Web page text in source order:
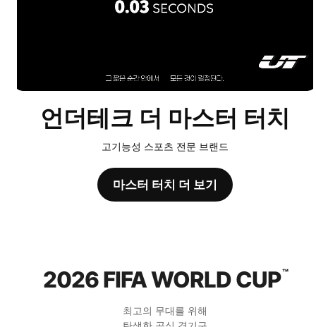
언더테크 더 마스터 터치
고기능성 스포츠 전문 브랜드
마스터 터치 더 보기
2026 FIFA WORLD CUP™
최고의 무대를 위해